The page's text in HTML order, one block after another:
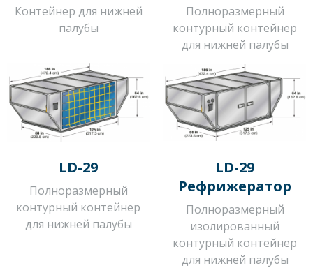
Контейнер для нижней
палубы
Полноразмерный
контурный контейнер
для нижней палубы
LD-29
Полноразмерный
контурный контейнер
для нижней палубы
LD-29
Рефрижератор
Полноразмерный
изолированный
контурный контейнер
для нижней палубы